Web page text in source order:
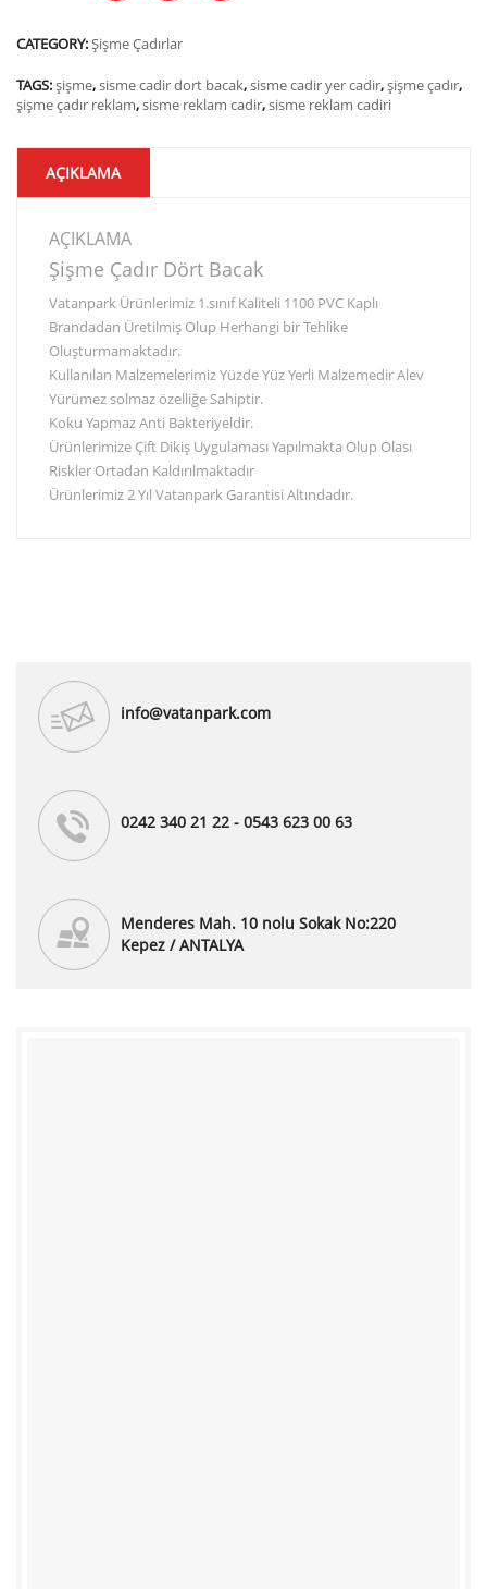
CATEGORY:Şişme Çadırlar
TAGS:şişme,sisme cadir dort bacak,sisme cadir yer cadir,şişme çadır,
şişme çadır reklam,sisme reklam cadir,sisme reklam cadiri
AÇIKLAMA
AÇIKLAMA
Şişme Çadır Dört Bacak
Vatanpark Ürünlerimiz 1.sınıf Kaliteli 1100 PVC Kaplı
Brandadan Üretilmiş Olup Herhangi bir Tehlike
Oluşturmamaktadır.
Kullanılan Malzemelerimiz Yüzde Yüz Yerli Malzemedir Alev
Yürümez solmaz özelliğe Sahiptir.
Koku Yapmaz Anti Bakteriyeldir.
Ürünlerimize Çift Dikiş Uygulaması Yapılmakta Olup Olası
Riskler Ortadan Kaldırılmaktadır
Ürünlerimiz 2 Yıl Vatanpark Garantisi Altındadır.
info@vatanpark.com
0242 340 21 22 - 0543 623 00 63
Menderes Mah. 10 nolu Sokak No:220
Kepez / ANTALYA